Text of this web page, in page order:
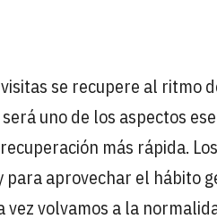
se recupere al ritmo
uno de los aspectos
más rápida.
aprovechar el hábito
volvamos a la